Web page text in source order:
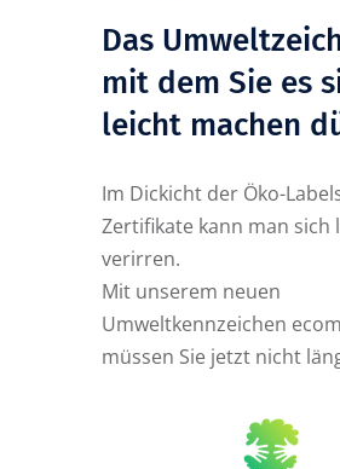
Das
mit dem Sie es
leicht machen
Im Dickicht der Öko-
Zertifikate kann man sich
verirren.
Mit unserem neuen
Umweltkennzeichen
müssen Sie jetzt nicht